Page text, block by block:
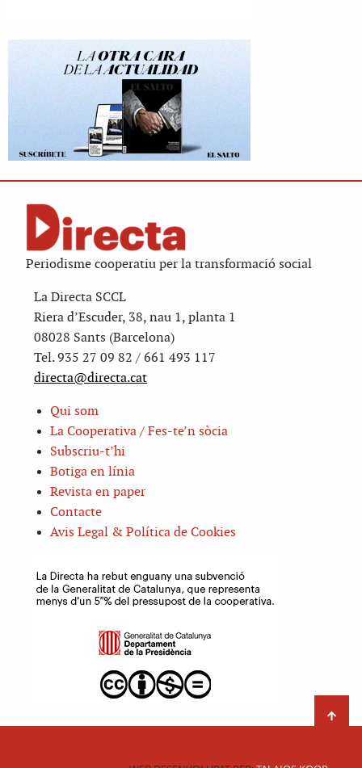
Periodisme cooperatiu per la transformació social
La Directa SCCL
Riera d’Escuder, 38, nau 1, planta 1
08028 Sants (Barcelona)
Tel. 935 27 09 82 / 661 493 117
directa@directa.cat
Qui som
La Cooperativa / Fes-te’n sòcia
Subscriu-t’hi
Botiga en línia
Revista en paper
Contacte
Avis Legal & Política de Cookies